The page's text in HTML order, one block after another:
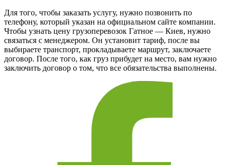
Для того, чтобы заказать услугу, нужно позвонить по
телефону, который указан на официальном сайте компании.
Чтобы узнать цену грузоперевозок Гатное — Киев, нужно
связаться с менеджером. Он установит тариф, после вы
выбираете транспорт, прокладываете маршрут, заключаете
договор. После того, как груз прибудет на место, вам нужно
заключить договор о том, что все обязательства выполнены.